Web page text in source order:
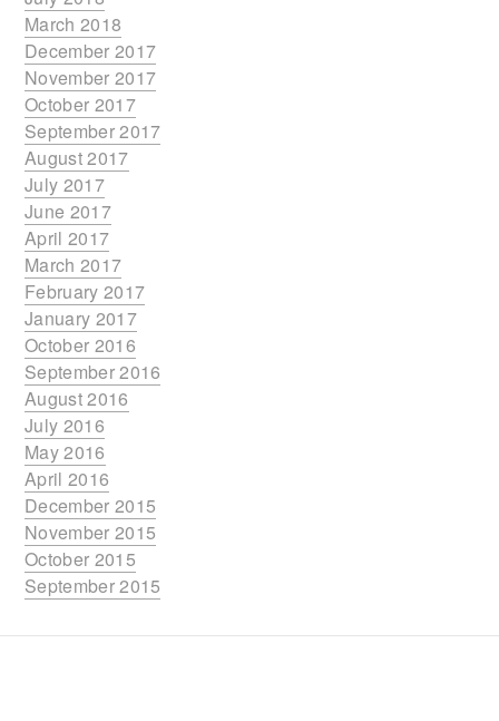
March 2018
December 2017
November 2017
October 2017
September 2017
August 2017
July 2017
June 2017
April 2017
March 2017
February 2017
January 2017
October 2016
September 2016
August 2016
July 2016
May 2016
April 2016
December 2015
November 2015
October 2015
September 2015